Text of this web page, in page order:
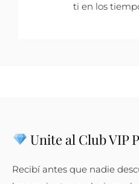
ti en los
Unite al Club VIP
Recibí antes que nadie